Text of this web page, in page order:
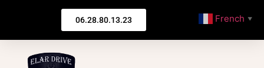
06.28.80.13.23 French ▼